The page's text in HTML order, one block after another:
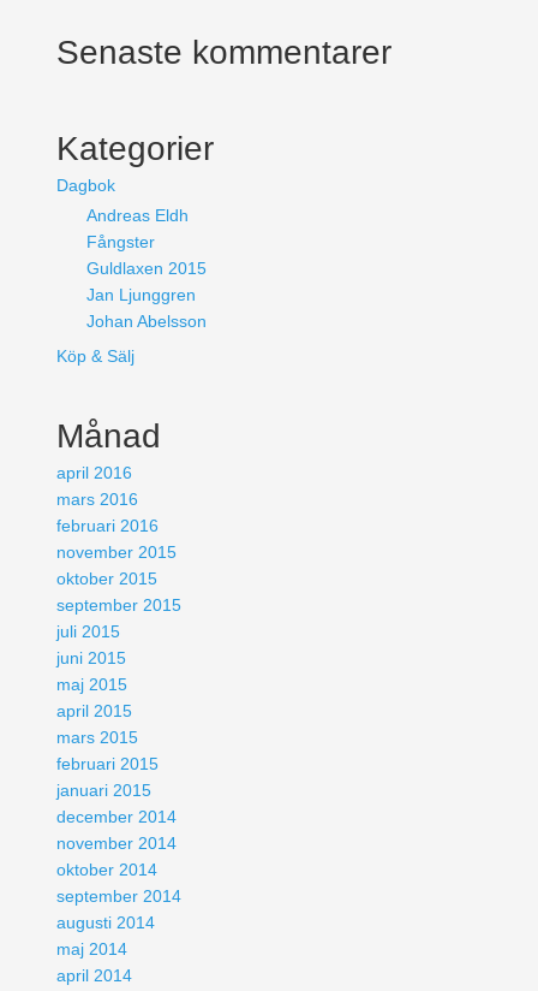
Senaste kommentarer
Kategorier
Dagbok
Andreas Eldh
Fångster
Guldlaxen 2015
Jan Ljunggren
Johan Abelsson
Köp & Sälj
Månad
april 2016
mars 2016
februari 2016
november 2015
oktober 2015
september 2015
juli 2015
juni 2015
maj 2015
april 2015
mars 2015
februari 2015
januari 2015
december 2014
november 2014
oktober 2014
september 2014
augusti 2014
maj 2014
april 2014